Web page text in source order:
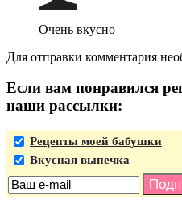
Очень вкусно
Для отправки комментария
Если вам понравился
наши рассылки:
Рецепты моей бабушки
Вкусная выпечка